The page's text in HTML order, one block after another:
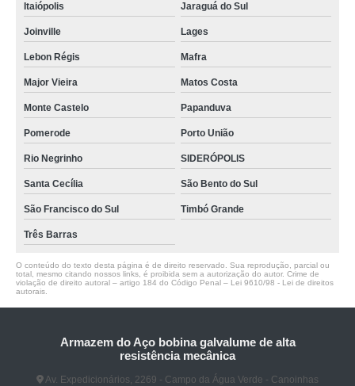
Itaiópolis Jaraguá do Sul
Joinville Lages
Lebon Régis Mafra
Major Vieira Matos Costa
Monte Castelo Papanduva
Pomerode Porto União
Rio Negrinho SIDERÓPOLIS
Santa Cecília São Bento do Sul
São Francisco do Sul Timbó Grande
Três Barras
O conteúdo do texto desta página é de direito reservado. Sua reprodução, parcial ou
total, mesmo citando nossos links, é proibida sem a autorização do autor. Crime de
violação de direito autoral – artigo 184 do Código Penal – Lei 9610/98 - Lei de direitos
autorais
Armazem do Aço bobina galvalume de alta
resistência mecânica
Av. Expedicionários, 2269 - Campo da Água Verde - Canoinhas